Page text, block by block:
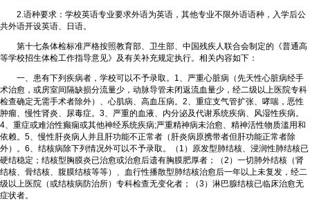
2.语种要求：学校英语专业要求外语为英语，其他专业不限外语语种，入学后公
共外语开设英语、日语。
第十七条体检标准严格按照教育部、卫生部、中国残疾人联合会制定的《普通高
等学校招生体检工作指导意见》及有关补充规定执行。相关内容如下：
一、患有下列疾病者，学校可以不予录取。1、严重心脏病（先天性心脏病经手
术治愈，或房室间隔缺损分流量少，动脉导管未闭返流血量少，经二级以上医院专科
检查确定无需手术者除外）、心肌病、高血压病。2、重症支气管扩张、哮喘，恶性
肿瘤、慢性肾炎、尿毒症。3、严重的血液、内分泌及代谢系统疾病、风湿性疾病。
4、重症或难治性癫痫或其他神经系统疾病;严重精神病未治愈、精神活性物质滥用和
依赖。5、慢性肝炎病人并且肝功能不正常者（肝炎病原携带者但肝功能正常者除
外）。6、结核病除下列情况外可以不予录取。（1）原发型肺结核、浸润性肺结核已
硬结稳定；结核型胸膜炎已治愈或治愈后遗有胸膜肥厚者；（2）一切肺外结核（肾
结核、骨结核、腹膜结核等等）、血行性播散型肺结核治愈后一年以上未复发，经二
级以上医院（或结核病防治所）专科检查无变化者；（3）淋巴腺结核已临床治愈无
症状者。